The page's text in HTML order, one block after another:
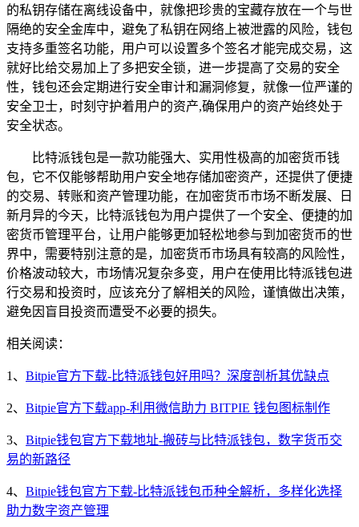
的私钥存储在离线设备中，就像把珍贵的宝藏存放在一个与世
隔绝的安全金库中，避免了私钥在网络上被泄露的风险，钱包
支持多重签名功能，用户可以设置多个签名才能完成交易，这
就好比给交易加上了多把安全锁，进一步提高了交易的安全
性，钱包还会定期进行安全审计和漏洞修复，就像一位严谨的
安全卫士，时刻守护着用户的资产,确保用户的资产始终处于
安全状态。
比特派钱包是一款功能强大、实用性极高的加密货币钱
包，它不仅能够帮助用户安全地存储加密资产，还提供了便捷
的交易、转账和资产管理功能，在加密货币市场不断发展、日
新月异的今天，比特派钱包为用户提供了一个安全、便捷的加
密货币管理平台，让用户能够更加轻松地参与到加密货币的世
界中，需要特别注意的是，加密货币市场具有较高的风险性，
价格波动较大，市场情况复杂多变，用户在使用比特派钱包进
行交易和投资时，应该充分了解相关的风险，谨慎做出决策，
避免因盲目投资而遭受不必要的损失。
相关阅读：
1、 Bitpie官方下载-比特派钱包好用吗？深度剖析其优缺点
2、 Bitpie官方下载app-利用微信助力 BITPIE 钱包图标制作
3、 Bitpie钱包官方下载地址-搬砖与比特派钱包，数字货币交
易的新路径
4、 Bitpie钱包官方下载-比特派钱包币种全解析，多样化选择
助力数字资产管理